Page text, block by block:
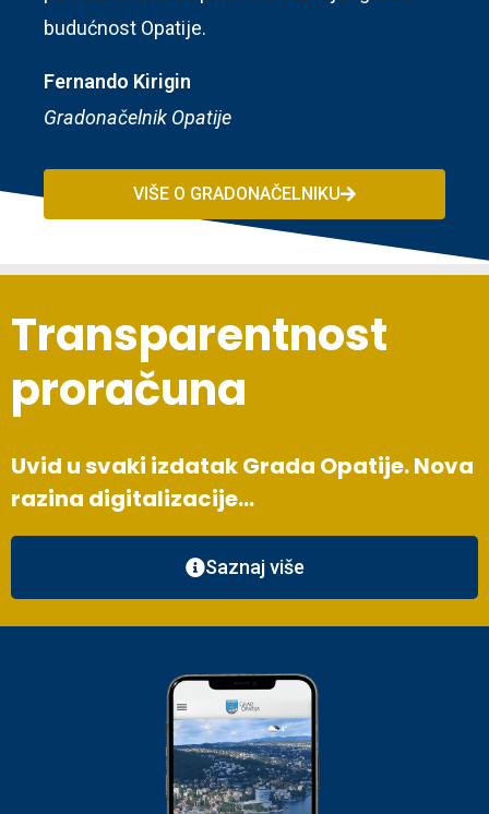
budućnost Opatije.
Fernando Kirigin
Gradonačelnik Opatije
VIŠE O GRADONAČELNIKU
Transparentnost
proračuna
Uvid u svaki izdatak Grada Opatije. Nova
razina digitalizacije…
Saznaj više